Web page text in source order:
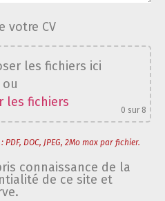
votre CV
les fichiers ici
ou
les fichiers
0 sur 8
DOC, JPEG, 2Mo max par fichier.
connaissance de la
de ce site et